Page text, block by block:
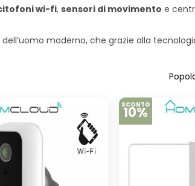
wi-fi, sensori di movimento e
moderno, che grazie alla
SCONTO
10%